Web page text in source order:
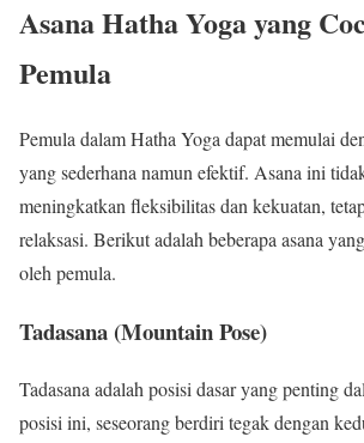
Asana Hatha Yoga yang
Pemula
Pemula dalam Hatha Yoga dapat memulai
yang sederhana namun efektif. Asana ini
meningkatkan fleksibilitas dan kekuatan,
relaksasi. Berikut adalah beberapa asana
oleh pemula.
Tadasana (Mountain Pose)
Tadasana adalah posisi dasar yang penting
posisi ini, seseorang berdiri tegak dengan